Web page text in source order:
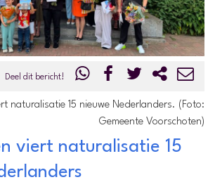
Deel dit bericht!
naturalisatie 15 nieuwe Nederlanders. (Foto:
Gemeente Voorschoten)
viert naturalisatie 15